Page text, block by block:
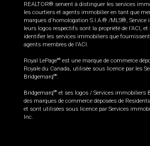
REALTOR® servent à distinguer les services
les courtiers et agents immobilier en tant que
marques d'homologation S.I.A.® /MLS®, Service
leurs logos respectifs sont la propriété de l'ACI, et
identifier les services immobiliers que
agents membres de l'ACI.
Royal LePageMD est une marque de commerce
Royale du Canada, utilisée sous licence par les
BridgemarqMD
BridgemarqMD et ses logos / Services immobiliers
des marques de commerce déposées de
et sont utilisées sous licence par Services
Inc.